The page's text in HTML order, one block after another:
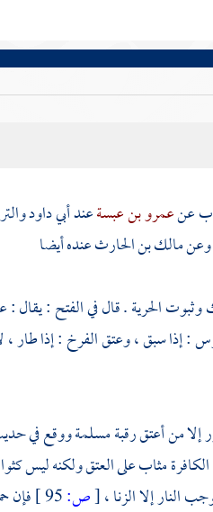
عنعمرو بن عبسةعندأبي داود
مالك بن الحارثعنده أيضا
الحرية . قال في الفتح : يقال :
إذا سبق ، وعتق الفرخ : إذا طار ،
إلا من أعتق رقبة مسلمة ووقع في
مثاب على العتق ولكنه ليس
النار إلا الزنا ،[ص:
فإن